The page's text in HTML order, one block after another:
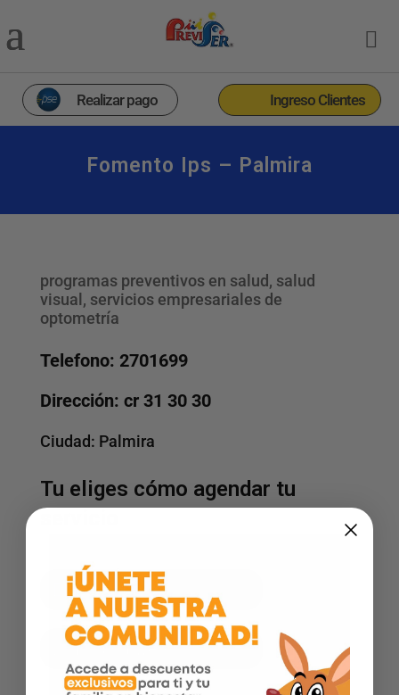
Realizar pago Ingreso Clientes
Fomento Ips – Palmira
programas preventivos en salud, salud
visual, servicios empresariales de
optometría
Telefono: 2701699
Dirección: cr 31 30 30
Ciudad: Palmira
Tu eliges cómo agendar tu
Facebook
Página web